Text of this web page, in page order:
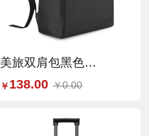
美旅双肩包黑色
（667*09129）
￥ 138.00 ￥0.00